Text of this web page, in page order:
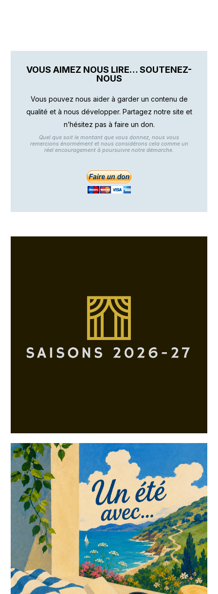
VOUS AIMEZ NOUS LIRE… SOUTENEZ-
NOUS
Vous pouvez nous aider à garder un contenu de
qualité et à nous développer. Partagez notre site et
n’hésitez pas à faire un don.
Quel que soit le montant que vous donnez, nous vous
remercions énormément et nous considérons cela comme un
réel encouragement à poursuivre notre démarche.